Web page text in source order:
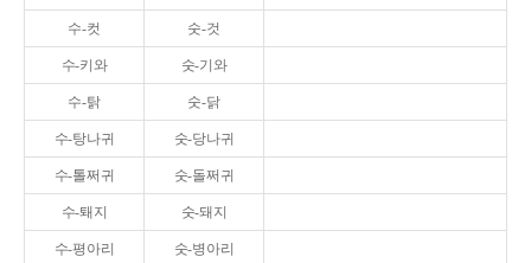
수-컷 숫-것
수-키와 숫-기와
수-탉 숫-닭
수-탕나귀 숫-당나귀
수-톨쩌귀 숫-돌쩌귀
수-퇘지 숫-돼지
수-평아리 숫-병아리